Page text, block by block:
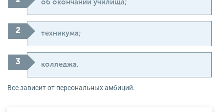
об окончании училища;
техникума;
колледжа.
Все зависит от персональных амбиций.